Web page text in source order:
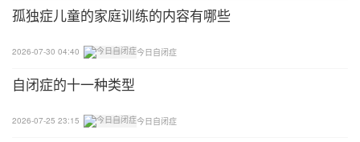
孤独症儿童的家庭训练的内容有哪些
2026-07-30 04:40 今日自闭症
自闭症的十一种类型
2026-07-25 23:15 今日自闭症